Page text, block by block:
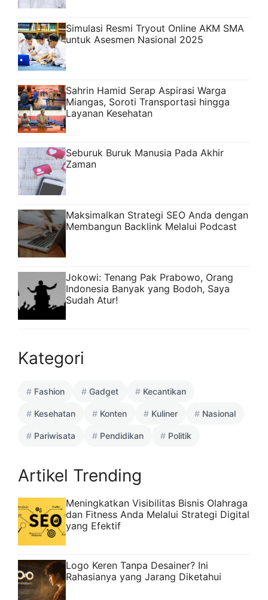
Simulasi Resmi Tryout Online AKM SMA
untuk Asesmen Nasional 2025
Sahrin Hamid Serap Aspirasi Warga
Miangas, Soroti Transportasi hingga
Layanan Kesehatan
Seburuk Buruk Manusia Pada Akhir
Zaman
Maksimalkan Strategi SEO Anda dengan
Membangun Backlink Melalui Podcast
Jokowi: Tenang Pak Prabowo, Orang
Indonesia Banyak yang Bodoh, Saya
Sudah Atur!
Kategori
Fashion Gadget Kecantikan
Kesehatan Konten Kuliner Nasional
Pariwisata Pendidikan Politik
Artikel Trending
Meningkatkan Visibilitas Bisnis Olahraga
dan Fitness Anda Melalui Strategi Digital
yang Efektif
Logo Keren Tanpa Desainer? Ini
Rahasianya yang Jarang Diketahui